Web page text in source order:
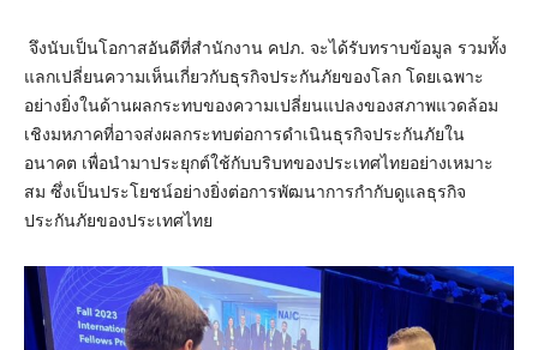
จึงนับเป็นโอกาสอันดีที่สำนักงาน คปภ. จะได้รับทราบข้อมูล รวมทั้ง
แลกเปลี่ยนความเห็นเกี่ยวกับธุรกิจประกันภัยของโลก โดยเฉพาะ
อย่างยิ่งในด้านผลกระทบของความเปลี่ยนแปลงของสภาพแวดล้อม
เชิงมหภาคที่อาจส่งผลกระทบต่อการดำเนินธุรกิจประกันภัยใน
อนาคต เพื่อนำมาประยุกต์ใช้กับบริบทของประเทศไทยอย่างเหมาะ
สม ซึ่งเป็นประโยชน์อย่างยิ่งต่อการพัฒนาการกำกับดูแลธุรกิจ
ประกันภัยของประเทศไทย